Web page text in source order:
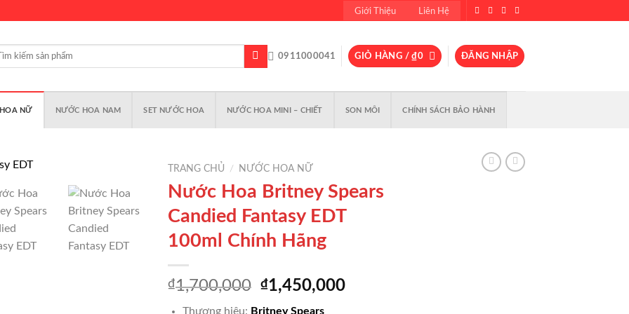
Giới Thiệu Liên Hệ
0911000041 GIỎ HÀNG /₫0 ĐĂNG NHẬP
NỮ NƯỚC HOA NAM SET NƯỚC HOA NƯỚC HOA MINI – CHIẾT SON MÔI CHÍNH SÁCH BẢO HÀNH
Add to
wishlist
TRANG CHỦ / NƯỚC HOA NỮ
Nước Hoa Britney Spears
Candied Fantasy EDT
100ml Chính Hãng
₫1,700,000 Giá
₫1,450,000Giá
Thương hiệu: Britney Spears